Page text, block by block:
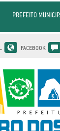
PREFEITO
FACEBOOK